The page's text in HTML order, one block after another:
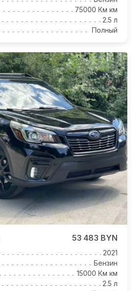
75000 Км км
2.5 л
Полный
53 483 BYN
2021
Бензин
15000 Км км
2.5 л